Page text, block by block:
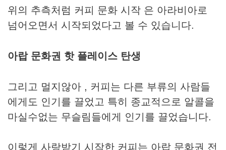
위의 추측처럼 커피 문화 시작 은 아라비아로
넘어오면서 시작되었다고 볼 수 있습니다.
아랍 문화권 핫 플레이스 탄생
그리고 멀지않아 , 커피는 다른 부류의 사람들
에게도 인기를 끌었고 특히 종교적으로 알콜을
마실수없는 무슬림들에게 인기를 끌었습니다.
이렇게 사랑받기 시작한 커피는 아랍 문화권 전